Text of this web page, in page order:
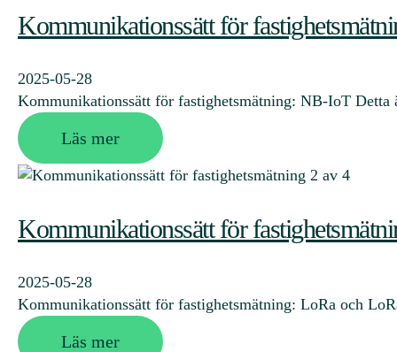
Kommunikationssätt för
2025-05-28
Kommunikationssätt för fastighetsmätning: NB-IoT
Läs mer
Kommunikationssätt för
2025-05-28
Kommunikationssätt för fastighetsmätning: LoRa och
Läs mer